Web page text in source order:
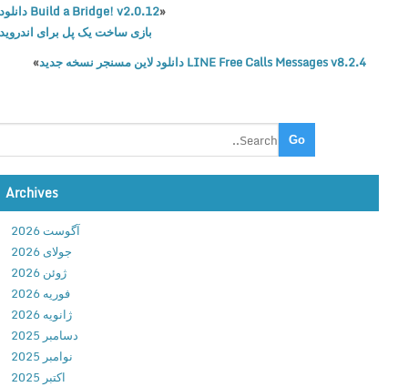
ر
ا
ی
i
t
t
l
e
S
i
m
u
Build a Bridge! v2.0.12 دانلود
بازی ساخت یک پل برای اندروید
LINE Free Calls Messages v8.2.4 دانلود لاین مسنجر نسخه جدید
»
Archives
آگوست 2026
جولای 2026
ژوئن 2026
فوریه 2026
ژانویه 2026
دسامبر 2025
نوامبر 2025